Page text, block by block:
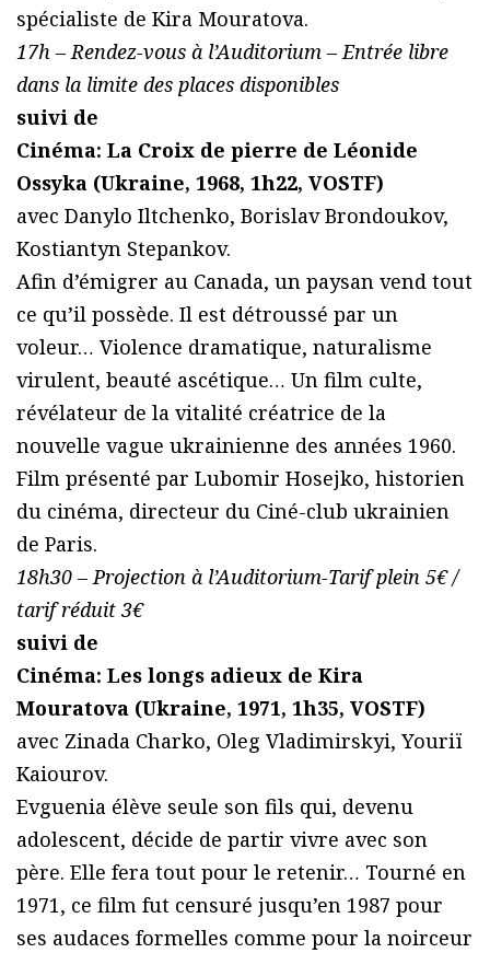
spécialiste de Kira Mouratova.
17h – Rendez-vous à l’Auditorium – Entrée libre
dans la limite des places disponibles
suivi de
Cinéma: La Croix de pierre de Léonide
Ossyka (Ukraine, 1968, 1h22, VOSTF)
avec Danylo Iltchenko, Borislav Brondoukov,
Kostiantyn Stepankov.
Afin d’émigrer au Canada, un paysan vend tout
ce qu’il possède. Il est détroussé par un
voleur… Violence dramatique, naturalisme
virulent, beauté ascétique… Un film culte,
révélateur de la vitalité créatrice de la
nouvelle vague ukrainienne des années 1960.
Film présenté par Lubomir Hosejko, historien
du cinéma, directeur du Ciné-club ukrainien
de Paris.
18h30 – Projection à l’Auditorium-Tarif plein 5€ /
tarif réduit 3€
suivi de
Cinéma: Les longs adieux de Kira
Mouratova (Ukraine, 1971, 1h35, VOSTF)
avec Zinada Charko, Oleg Vladimirskyi, Youriï
Kaiourov.
Evguenia élève seule son fils qui, devenu
adolescent, décide de partir vivre avec son
père. Elle fera tout pour le retenir… Tourné en
1971, ce film fut censuré jusqu’en 1987 pour
ses audaces formelles comme pour la noirceur